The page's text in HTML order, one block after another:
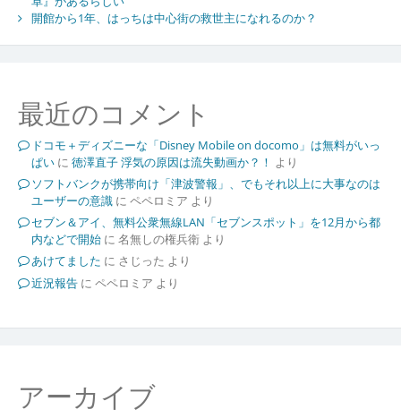
開館から1年、はっちは中心街の救世主になれるのか？
最近のコメント
ドコモ＋ディズニーな「Disney Mobile on docomo」は無料がいっ
ぱいに 徳澤直子 浮気の原因は流失動画か？！ より
ソフトバンクが携帯向け「津波警報」、でもそれ以上に大事なのは
ユーザーの意識に ペペロミア より
セブン＆アイ、無料公衆無線LAN「セブンスポット」を12月から都
内などで開始に 名無しの権兵衛より
あけてました に さじった より
近況報告に ペペロミア より
アーカイブ